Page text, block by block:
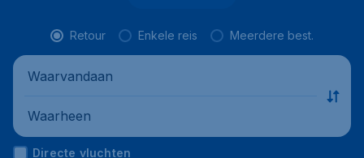
Retour Enkele reis Meerdere best.
Waarvandaan
Waarheen
Directe vluchten